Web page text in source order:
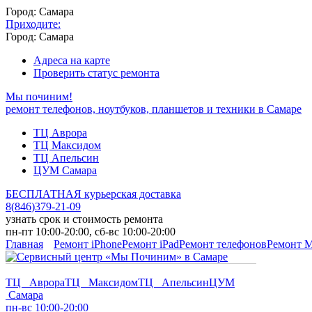
Город: Самара
Приходите:
Город: Самара
Адреса на карте
Проверить статус ремонта
Мы починим!
ремонт телефонов, ноутбуков, планшетов и техники в Самаре
ТЦ Аврора
ТЦ Максидом
ТЦ Апельсин
ЦУМ Самара
БЕСПЛАТНАЯ курьерская доставка
8(846)379-21-09
узнать срок и стоимость ремонта
пн-пт 10:00-20:00, сб-вс 10:00-20:00
Главная
Ремонт iPhoneРемонт iPadРемонт телефоновРемонт
ТЦ АврораТЦ МаксидомТЦ АпельсинЦУМ
Самара
пн-вс 10:00-20:00